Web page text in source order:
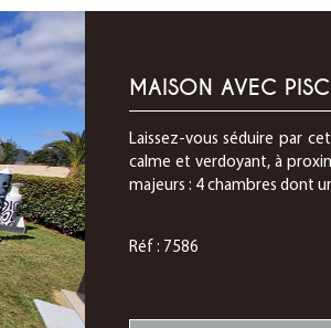
MAISON AVEC
Laissez-vous séduire par
calme et verdoyant, à
majeurs : 4 chambres dont
Réf : 7586